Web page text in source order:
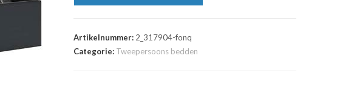
Artikelnummer: 2_317904-fonq
Categorie: Tweepersoons bedden